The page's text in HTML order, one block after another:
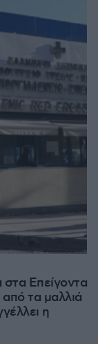
Επείγοντα
τα μαλλιά
η